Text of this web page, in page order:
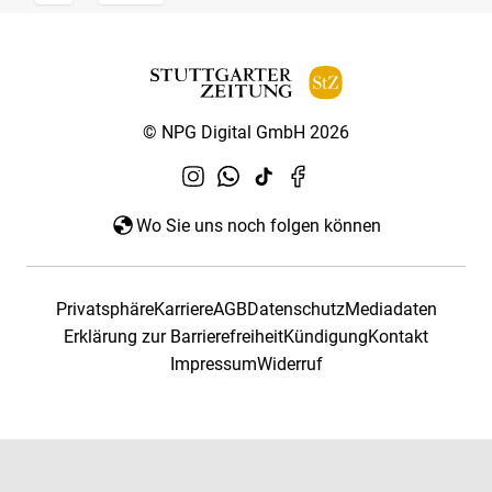
© NPG Digital GmbH 2026
Wo Sie uns noch folgen können
PrivatsphäreKarriereAGBDatenschutzMediadaten
Erklärung zur BarrierefreiheitKündigungKontakt
ImpressumWiderruf